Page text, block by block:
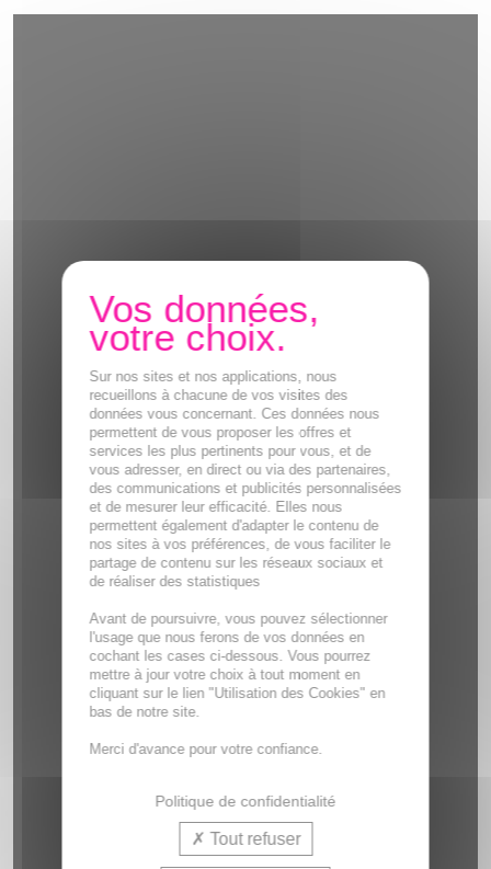
Sur nos sites et nos applications, nous
recueillons à chacune de vos visites des
données vous concernant. Ces données nous
permettent de vous proposer les offres et
services les plus pertinents pour vous, et de
vous adresser, en direct ou via des partenaires,
des communications et publicités personnalisées
et de mesurer leur efficacité. Elles nous
permettent également d'adapter le contenu de
nos sites à vos préférences, de vous faciliter le
partage de contenu sur les réseaux sociaux et
de réaliser des statistiques
Avant de poursuivre, vous pouvez sélectionner
l'usage que nous ferons de vos données en
cochant les cases ci-dessous. Vous pourrez
mettre à jour votre choix à tout moment en
cliquant sur le lien "Utilisation des Cookies" en
bas de notre site.
Merci d'avance pour votre confiance.
Politique de confidentialité
Tout refuser